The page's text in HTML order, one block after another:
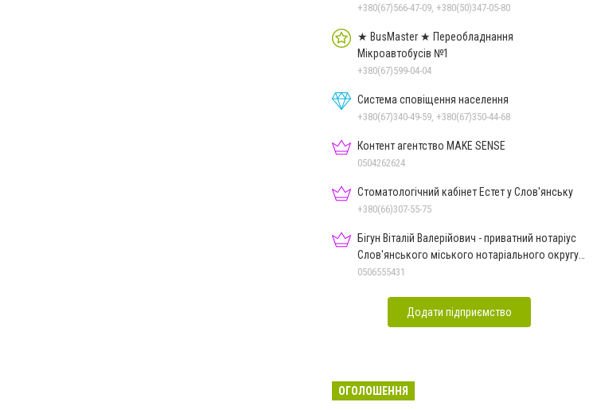
+380(67)566-47-09, +380(50)347-05-80
★ BusMaster ★ Переобладнання
Мікроавтобусів №1
+380(67)599-04-04
Система сповіщення населення
+380(67)340-49-59, +380(67)350-44-68
Контент агентство MAKE SENSE
0504262624
Стоматологічний кабінет Естет у Слов'янську
+380(66)307-55-75
Бігун Віталій Валерійович - приватний нотаріус
Слов'янського міського нотаріального округу
Дон.обл.
0506555431
Додати підприємство
ОГОЛОШЕННЯ